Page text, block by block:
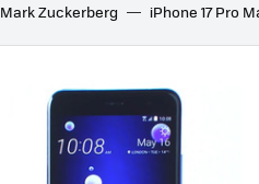
Mark Zuckerberg iPhone 17 Pro